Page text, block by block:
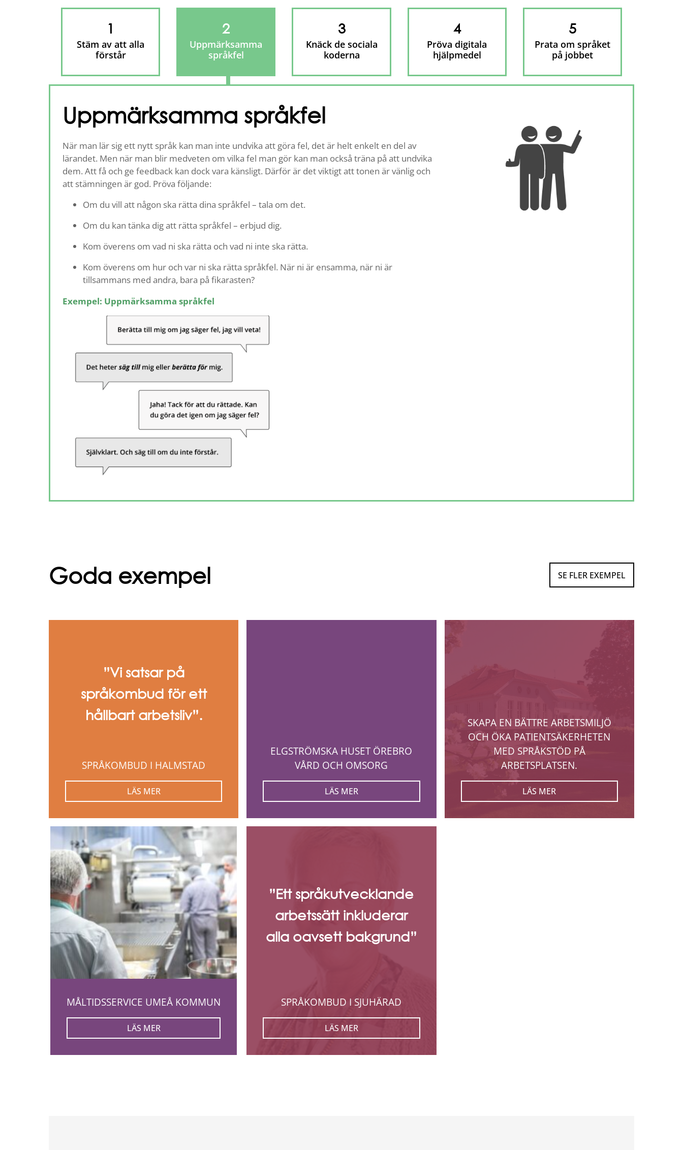
1
Stäm av att alla
förstår
2
Uppmärksamma
språkfel
3
Knäck de sociala
koderna
4
Pröva digitala
hjälpmedel
5
Prata om språket
på jobbet
Uppmärksamma språkfel
När man lär sig ett nytt språk kan man inte undvika att göra fel, det är helt enkelt en del av
lärandet. Men när man blir medveten om vilka fel man gör kan man också träna på att undvika
dem. Att få och ge feedback kan dock vara känsligt. Därför är det viktigt att tonen är vänlig och
att stämningen är god. Pröva följande:
Om du vill att någon ska rätta dina språkfel – tala om det.
Om du kan tänka dig att rätta språkfel – erbjud dig.
Kom överens om vad ni ska rätta och vad ni inte ska rätta.
Kom överens om hur och var ni ska rätta språkfel. När ni är ensamma, när ni är
tillsammans med andra, bara på fikarasten?
Exempel: Uppmärksamma språkfel
Goda exempel SE FLER EXEMPEL
”Vi satsar på
språkombud för ett
hållbart arbetsliv”.
SPRÅKOMBUD I HALMSTAD
LÄS MER
ELGSTRÖMSKA HUSET ÖREBRO
VÅRD OCH OMSORG
LÄS MER
SKAPA EN BÄTTRE ARBETSMILJÖ
OCH ÖKA PATIENTSÄKERHETEN
MED SPRÅKSTÖD PÅ
ARBETSPLATSEN.
LÄS MER
MÅLTIDSSERVICE UMEÅ KOMMUN
LÄS MER
”Ett språkutvecklande
arbetssätt inkluderar
alla oavsett bakgrund”
SPRÅKOMBUD I SJUHÄRAD
LÄS MER